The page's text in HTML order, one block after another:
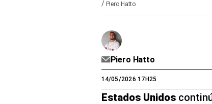
/ Piero Hatto
Piero Hatto
14/05/2026 17H25
Estados Unidos